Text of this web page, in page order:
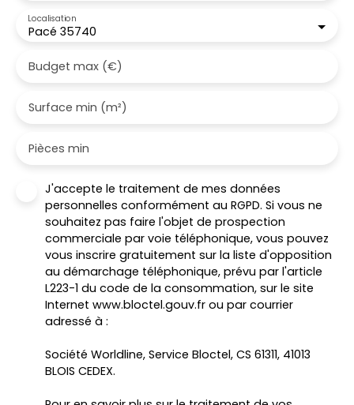
Pacé 35740
Localisation
Budget max (€)
Surface min (m²)
Pièces min
J'accepte le traitement de mes données
personnelles conformément au RGPD. Si vous ne
souhaitez pas faire l'objet de prospection
commerciale par voie téléphonique, vous pouvez
vous inscrire gratuitement sur la liste d'opposition
au démarchage téléphonique, prévu par l'article
L223-1 du code de la consommation, sur le site
Internet www.bloctel.gouv.fr ou par courrier
adressé à :
Société Worldline, Service Bloctel, CS 61311, 41013
BLOIS CEDEX.